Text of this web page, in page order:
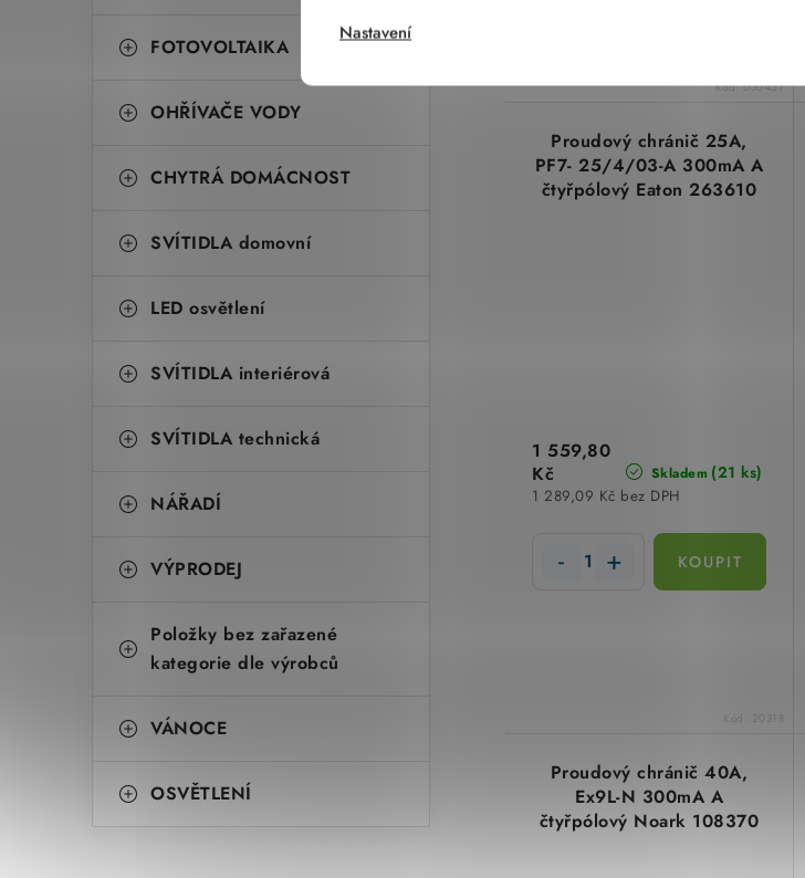
Nastavení
FOTOVOLTAIKA
OHŘÍVAČE VODY
CHYTRÁ DOMÁCNOST
SVÍTIDLA domovní
LED osvětlení
SVÍTIDLA interiérová
SVÍTIDLA technická
NÁŘADÍ
VÝPRODEJ
Položky bez zařazené
kategorie dle výrobců
VÁNOCE
OSVĚTLENÍ
Kód:030457
Proudový chránič 25A,
PF7- 25/4/03-A 300mA A
čtyřpólový Eaton 263610
Skladem (21 ks)
1 289,09 Kč bez DPH
1 559,80
Kč
Kód: 20318
Proudový chránič 40A,
Ex9L-N 300mA A
čtyřpólový Noark 108370